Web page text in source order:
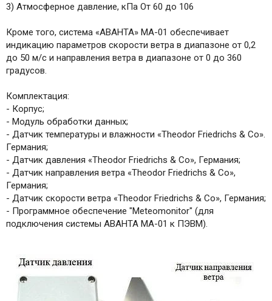
3) Атмосферное давление, кПа От 60 до 106
Кроме того, система «АВАНТА» МА-01 обеспечивает
индикацию параметров скорости ветра в диапазоне от 0,2
до 50 м/с и направления ветра в диапазоне от 0 до 360
градусов.
Комплектация:
- Корпус;
- Модуль обработки данных;
- Датчик температуры и влажности «Theodor Friedrichs & Co».
Германия;
- Датчик давления «Theodor Friedrichs & Co», Германия;
- Датчик направления ветра «Theodor Friedrichs & Co»,
Германия;
- Датчик скорости ветра «Theodor Friedrichs & Co», Германия;
- Программное обеспечение "Meteomonitor" (для
подключения системы АВАНТА МА-01 к ПЭВМ).